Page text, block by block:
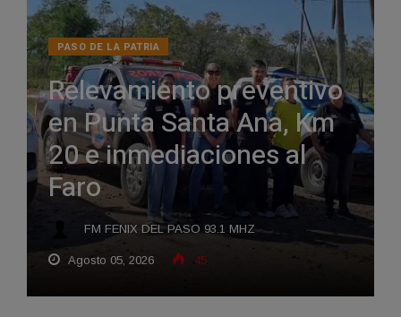
PASO DE LA PATRIA
Relevamiento preventivo
en Punta Santa Ana, Km
20 e inmediaciones al
Faro
FM FENIX DEL PASO 93.1 MHZ
Agosto 05, 2026 45